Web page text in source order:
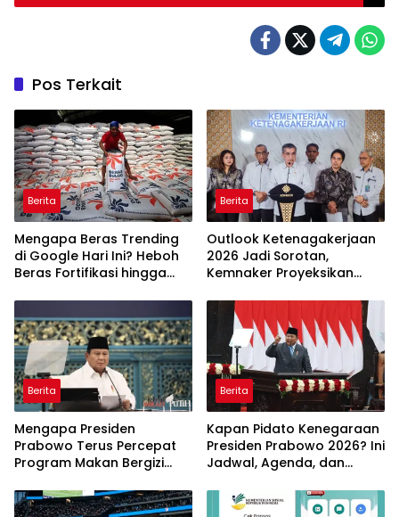
DAERAH
Pos Terkait
Berita
Mengapa Beras Trending
di Google Hari Ini? Heboh
Beras Fortifikasi hingga
Berita
Outlook Ketenagakerjaan
2026 Jadi Sorotan,
Kemnaker Proyeksikan
Berita
Mengapa Presiden
Prabowo Terus Percepat
Program Makan Bergizi
Manfaatnya
Berita
Kapan Pidato Kenegaraan
Presiden Prabowo 2026? Ini
Jadwal, Agenda, dan